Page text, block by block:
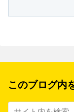
このブログ内